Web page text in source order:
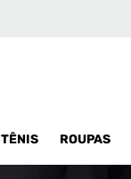
TÊNIS ROUPAS